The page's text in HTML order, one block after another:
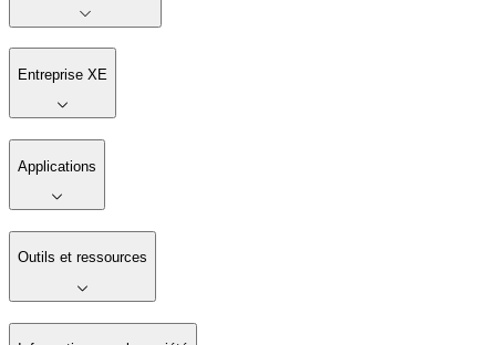
Entreprise XE
Applications
Outils et ressources